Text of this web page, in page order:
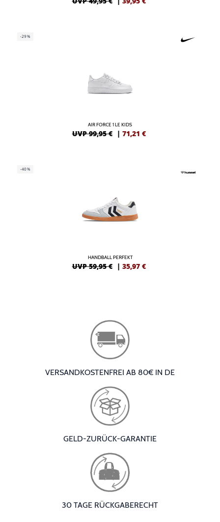
-29%
AIR FORCE 1 LE KIDS
UVP 99,95 € | 71,21 €
-40%
HANDBALL PERFEKT
UVP 59,95 € | 35,97 €
VERSANDKOSTENFREI AB 80€ IN DE
GELD-ZURÜCK-GARANTIE
30 TAGE RÜCKGABERECHT